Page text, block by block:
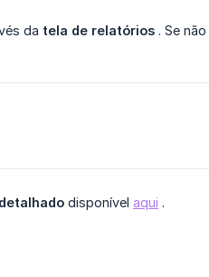
da tela de relatórios . Se
disponível aqui .